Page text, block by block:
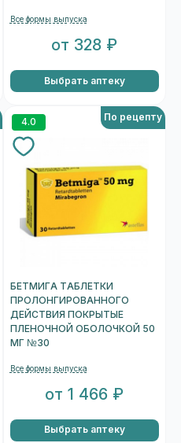
Все формы выпуска
от 328 ₽
Выбрать аптеку
4.0 По рецепту
БЕТМИГА ТАБЛЕТКИ
ПРОЛОНГИРОВАННОГО
ДЕЙСТВИЯ ПОКРЫТЫЕ
ПЛЕНОЧНОЙ ОБОЛОЧКОЙ 50
МГ №30
Все формы выпуска
от 1 466 ₽
Выбрать аптеку